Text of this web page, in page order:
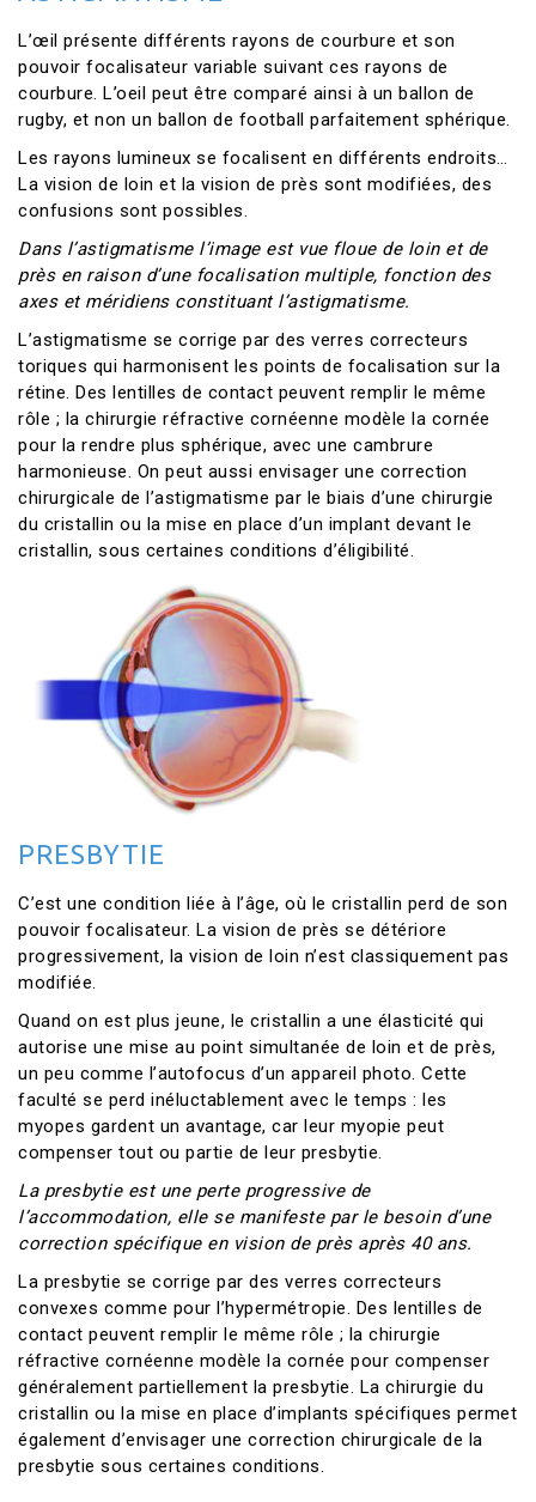
L’œil présente différents rayons de courbure et son
pouvoir focalisateur variable suivant ces rayons de
courbure. L’oeil peut être comparé ainsi à un ballon de
rugby, et non un ballon de football parfaitement sphérique.
Les rayons lumineux se focalisent en différents endroits…
La vision de loin et la vision de près sont modifiées, des
confusions sont possibles.
Dans l’astigmatisme l’image est vue floue de loin et de
près en raison d’une focalisation multiple, fonction des
axes et méridiens constituant l’astigmatisme.
L’astigmatisme se corrige par des verres correcteurs
toriques qui harmonisent les points de focalisation sur la
rétine. Des lentilles de contact peuvent remplir le même
rôle ; la chirurgie réfractive cornéenne modèle la cornée
pour la rendre plus sphérique, avec une cambrure
harmonieuse. On peut aussi envisager une correction
chirurgicale de l’astigmatisme par le biais d’une chirurgie
du cristallin ou la mise en place d’un implant devant le
cristallin, sous certaines conditions d’éligibilité.
PRESBYTIE
C’est une condition liée à l’âge, où le cristallin perd de son
pouvoir focalisateur. La vision de près se détériore
progressivement, la vision de loin n’est classiquement pas
modifiée.
Quand on est plus jeune, le cristallin a une élasticité qui
autorise une mise au point simultanée de loin et de près,
un peu comme l’autofocus d’un appareil photo. Cette
faculté se perd inéluctablement avec le temps : les
myopes gardent un avantage, car leur myopie peut
compenser tout ou partie de leur presbytie.
La presbytie est une perte progressive de
l’accommodation, elle se manifeste par le besoin d’une
correction spécifique en vision de près après 40 ans.
La presbytie se corrige par des verres correcteurs
convexes comme pour l’hypermétropie. Des lentilles de
contact peuvent remplir le même rôle ; la chirurgie
réfractive cornéenne modèle la cornée pour compenser
généralement partiellement la presbytie. La chirurgie du
cristallin ou la mise en place d’implants spécifiques permet
également d’envisager une correction chirurgicale de la
presbytie sous certaines conditions.